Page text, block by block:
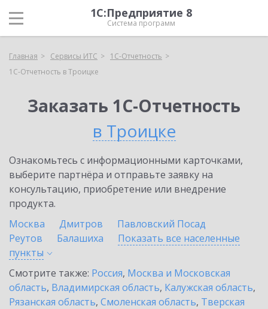
1С:Предприятие 8
Система программ
Главная Сервисы ИТС
1С-Отчетность
1С-Отчетность в Троицке
Заказать 1С-Отчетность
в Троицке
Ознакомьтесь с информационными карточками,
выберите партнёра и отправьте заявку на
консультацию, приобретение или внедрение
продукта.
Москва
Дмитров
Павловский Посад
Реутов
Балашиха
Показать все населенные
пункты
Смотрите также: Россия, Москва и Московская
область, Владимирская область, Калужская область,
Рязанская область, Смоленская область, Тверская